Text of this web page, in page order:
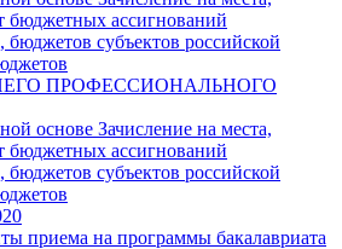
бюджетных ассигнований
бюджетов субъектов российской
ПРОФЕССИОНАЛЬНОГО
основе Зачисление на места,
бюджетных ассигнований
бюджетов субъектов российской
приема на программы бакалавриата